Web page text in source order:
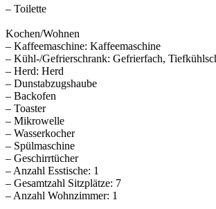
– Toilette
Kochen/Wohnen
– Kaffeemaschine: Kaffeemaschine
– Kühl-/Gefrierschrank: Gefrierfach,
– Herd: Herd
– Dunstabzugshaube
– Backofen
– Toaster
– Mikrowelle
– Wasserkocher
– Spülmaschine
– Geschirrtücher
– Anzahl Esstische: 1
– Gesamtzahl Sitzplätze: 7
– Anzahl Wohnzimmer: 1